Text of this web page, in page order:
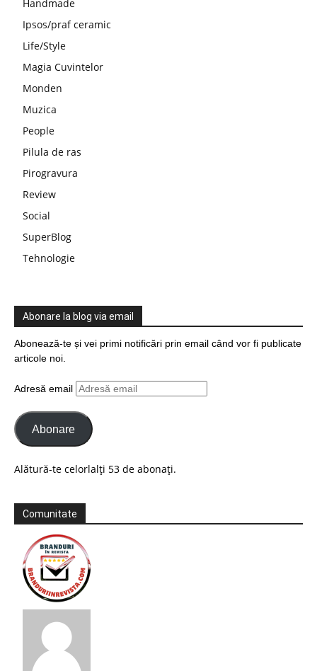
Handmade
Ipsos/praf ceramic
Life/Style
Magia Cuvintelor
Monden
Muzica
People
Pilula de ras
Pirogravura
Review
Social
SuperBlog
Tehnologie
Abonare la blog via email
Abonează-te și vei primi notificări prin email când vor fi publicate
articole noi.
Adresă email
Abonare
Alătură-te celorlalți 53 de abonați.
Comunitate